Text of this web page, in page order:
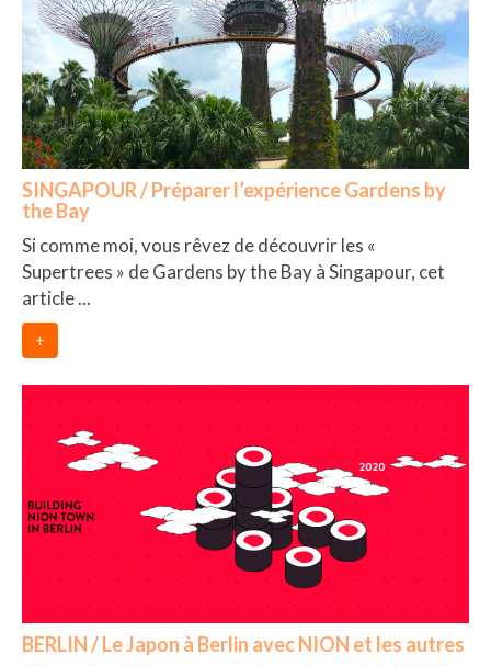
CHIANG MAI
Cafés
HANOI
Cafés insolites
Cafés avec vue sur lac
LONDRES
PARIS
Restos chinois
Restos coréens
Restos japonais
Restos vietnamiens
SINGAPOUR / Préparer l’expérience Gardens by
the Bay
Si comme moi, vous rêvez de découvrir les «
Supertrees » de Gardens by the Bay à Singapour, cet
article ...
+
BERLIN / Le Japon à Berlin avec NION et les autres